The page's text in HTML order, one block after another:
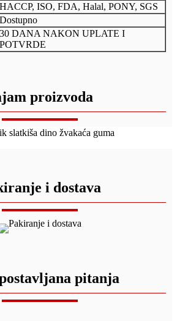
HACCP, ISO, FDA, Halal, PONY, SGS
Dostupno
30 DANA NAKON UPLATE I
POTVRDE
proizvoda
i dostava
pitanja